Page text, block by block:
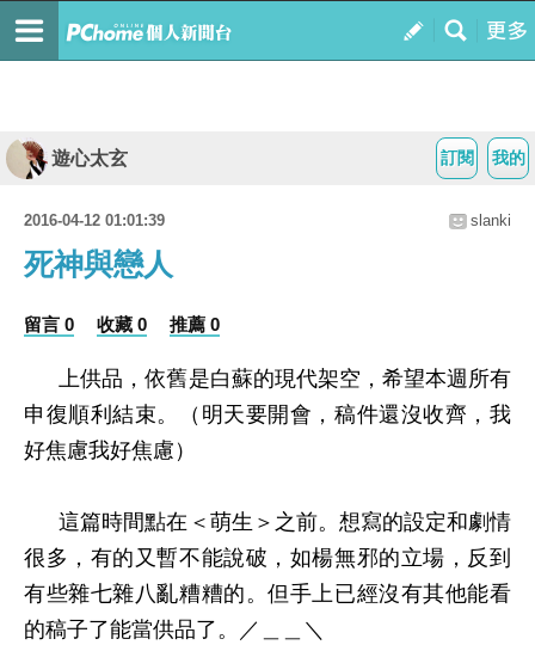
我的
訂閱
遊心太玄
2016-04-12 01:01:39 slanki
死神與戀人
留言 0 收藏 0 推薦 0
上供品，依舊是白蘇的現代架空，希望本週所有
申復順利結束。（明天要開會，稿件還沒收齊，我
好焦慮我好焦慮）
這篇時間點在＜萌生＞之前。想寫的設定和劇情
很多，有的又暫不能說破，如楊無邪的立場，反到
有些雜七雜八亂糟糟的。但手上已經沒有其他能看
的稿子了能當供品了。／＿＿＼